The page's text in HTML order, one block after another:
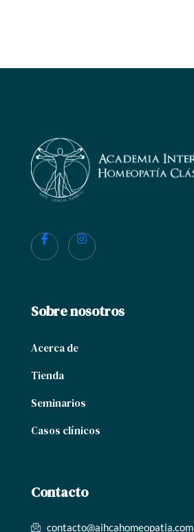
Sobre nosotros
Acerca de
Tienda
Seminarios
Casos clínicos
Contacto
contacto@aihcahomeopatia.com